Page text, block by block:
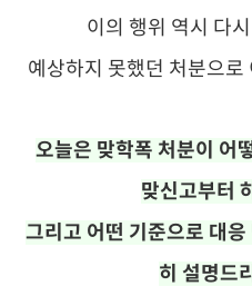
이의 행위 역시 다
예상하지 못했던 처분으
오늘은 맞학폭 처분이 어
맞신고부터
그리고 어떤 기준으로 대응
히 설명드